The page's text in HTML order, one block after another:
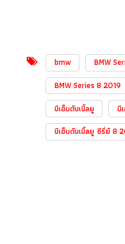
bmw
BMW
BMW Series 8 2019
บีเอ็มดับเบิ้ลยู
บี
บีเอ็มดับเบิ้ลยู ซีรี่ย์ 8